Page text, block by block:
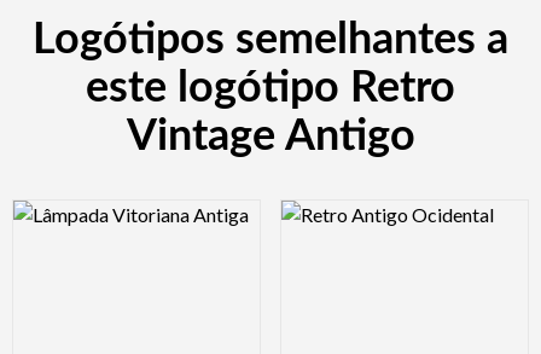
Logótipos semelhantes a
este logótipo Retro
Vintage Antigo
Logo Preview Image Logo Preview Image